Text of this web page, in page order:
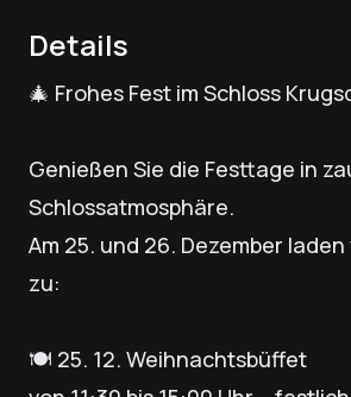
Details
🎄 Frohes Fest im Schloss
Genießen Sie die Festtage in
Schlossatmosphäre.
Am 25. und 26. Dezember
zu:
🍽️ 25. 12. Weihnachtsbüffet